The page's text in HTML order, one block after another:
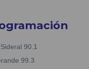
90.1
99.3